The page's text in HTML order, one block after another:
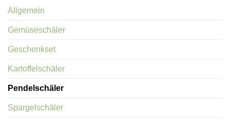
Allgemein
Gemüseschäler
Geschenkset
Kartoffelschäler
Pendelschäler
Spargelschäler